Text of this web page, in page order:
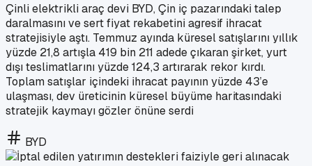
Çinli elektrikli araç devi BYD, Çin iç pazarındaki talep
daralmasını ve sert fiyat rekabetini agresif ihracat
stratejisiyle aştı. Temmuz ayında küresel satışlarını yıllık
yüzde 21,8 artışla 419 bin 211 adede çıkaran şirket, yurt
dışı teslimatlarını yüzde 124,3 artırarak rekor kırdı.
Toplam satışlar içindeki ihracat payının yüzde 43’e
ulaşması, dev üreticinin küresel büyüme haritasındaki
stratejik kaymayı gözler önüne serdi
BYD